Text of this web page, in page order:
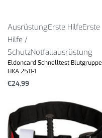
AusrüstungErste HilfeErste
Hilfe /
SchutzNotfallausrüstung
Eldoncard Schnelltest Blutgruppe
HKA 2511-1
€24,99